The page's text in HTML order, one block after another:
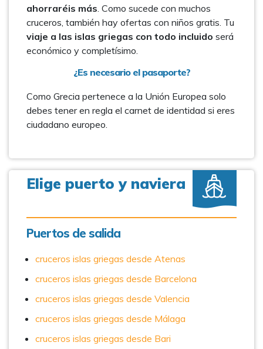
ahorraréis más. Como sucede con muchos
cruceros, también hay ofertas con niños gratis. Tu
viaje a las islas griegas con todo incluido será
económico y completísimo.
¿Es necesario el pasaporte?
Como Grecia pertenece a la Unión Europea solo
debes tener en regla el carnet de identidad si eres
ciudadano europeo.
Elige puerto y naviera
Puertos de salida
cruceros islas griegas desde Atenas
cruceros islas griegas desde Barcelona
cruceros islas griegas desde Valencia
cruceros islas griegas desde Málaga
cruceros islas griegas desde Bari